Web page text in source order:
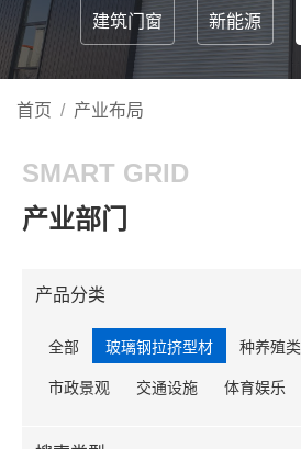
建筑门窗 新能源
首页 / 产业布局
SMART GRID
产业部门
产品分类
全部 玻璃钢拉挤型材 种养殖类
市政景观 交通设施 体育娱乐